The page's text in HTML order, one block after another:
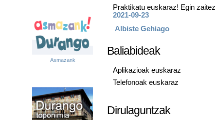
Asmazank
Praktikatu euskaraz! Egin
2021-09-23
Albiste Gehiago
Baliabideak
Aplikazioak euskaraz
Telefonoak euskaraz
Dirulaguntzak